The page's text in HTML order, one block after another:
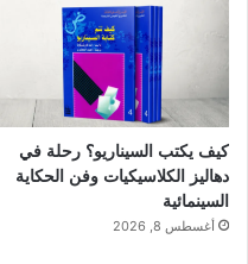
كيف يكتب السيناريو؟ رحلة في
دهاليز الكلاسيكيات وفن الحكاية
السينمائية
أغسطس 8, 2026